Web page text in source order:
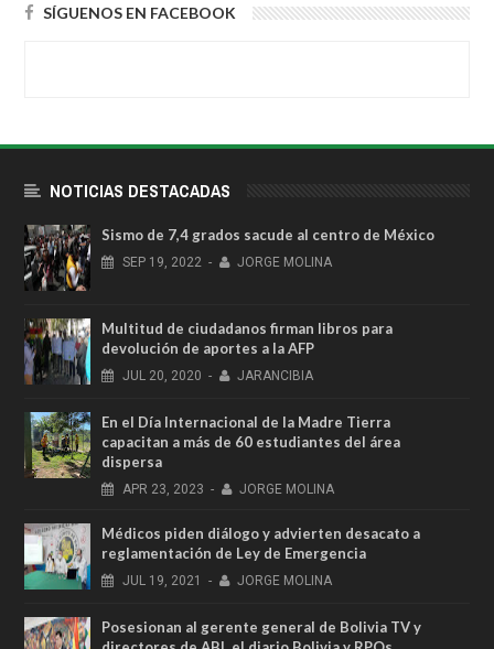
SÍGUENOS EN FACEBOOK
NOTICIAS DESTACADAS
Sismo de 7,4 grados sacude al centro de México
SEP 19, 2022 - JORGE MOLINA
Multitud de ciudadanos firman libros para
devolución de aportes a la AFP
JUL 20, 2020 - JARANCIBIA
En el Día Internacional de la Madre Tierra
capacitan a más de 60 estudiantes del área
dispersa
APR 23, 2023 - JORGE MOLINA
Médicos piden diálogo y advierten desacato a
reglamentación de Ley de Emergencia
JUL 19, 2021 - JORGE MOLINA
Posesionan al gerente general de Bolivia TV y